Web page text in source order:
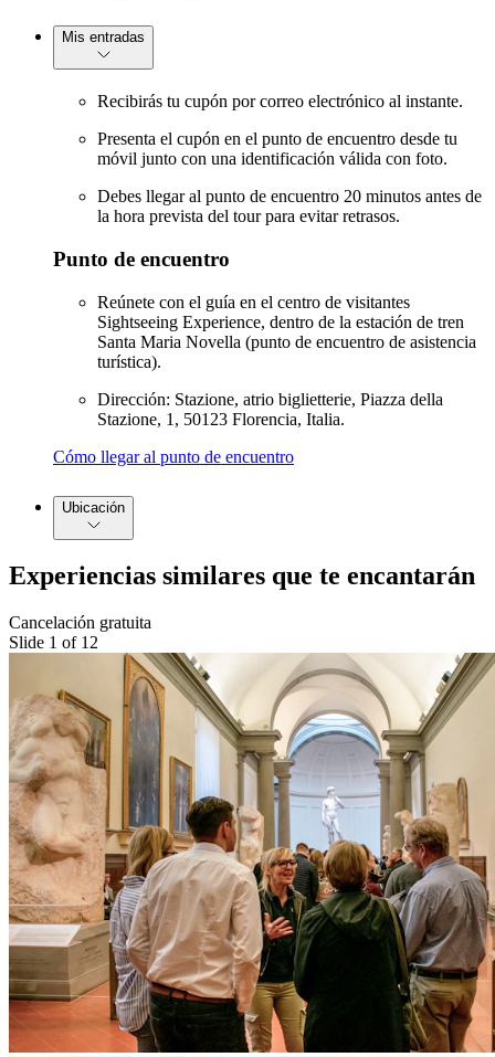
Mis entradas
Recibirás tu cupón por correo electrónico al instante.
Presenta el cupón en el punto de encuentro desde tu
móvil junto con una identificación válida con foto.
Debes llegar al punto de encuentro 20 minutos antes de
la hora prevista del tour para evitar retrasos.
Punto de encuentro
Reúnete con el guía en el centro de visitantes
Sightseeing Experience, dentro de la estación de tren
Santa Maria Novella (punto de encuentro de asistencia
turística).
Dirección: Stazione, atrio biglietterie, Piazza della
Stazione, 1, 50123 Florencia, Italia.
Cómo llegar al punto de encuentro
Ubicación
Experiencias similares que te encantarán
Cancelación gratuita
Slide 1 of 12